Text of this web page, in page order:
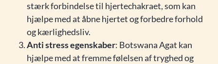
stærk forbindelse til hjertechakraet, som kan
hjælpe med at åbne hjertet og forbedre forhold
og kærlighedsliv.
Anti stress egenskaber: Botswana Agat kan
hjælpe med at fremme følelsen af tryghed og